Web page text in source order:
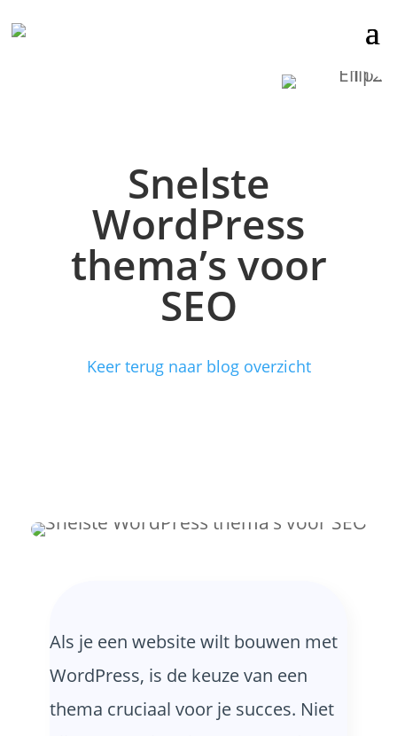
Snelste
WordPress
thema’s voor
SEO
Keer terug naar blog overzicht
Als je een website wilt bouwen met
WordPress, is de keuze van een
thema cruciaal voor je succes. Niet